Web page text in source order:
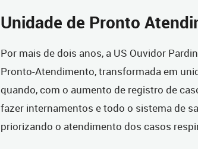
Unidade de Pronto
Por mais de dois anos, a US Ouvidor
Pronto-Atendimento, transformada em
quando, com o aumento de registro de
fazer internamentos e todo o sistema de
priorizando o atendimento dos casos